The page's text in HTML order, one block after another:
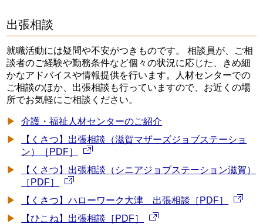
出張相談
就職活動には疑問や不安がつきものです。 相談員が、ご相
談者のご経験や勤務条件など個々の状況に応じた、きめ細
かなアドバイスや情報提供を行います。人材センターでの
ご相談のほか、出張相談も行っていますので、お近くの場
所でお気軽にご相談ください。
介護・福祉人材センターのご紹介
【くさつ】出張相談（滋賀マザーズジョブステーショ
ン）［PDF］
【くさつ】出張相談（シニアジョブステーション滋賀）
［PDF］
【くさつ】ハローワーク大津 出張相談［PDF］
【ひこね】出張相談［PDF］